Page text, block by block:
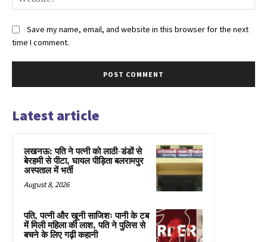
Save my name, email, and website in this browser for the next
time I comment.
Latest article
लखनऊ: पति ने पत्नी को लाठी-डंडों से
बेरहमी से पीटा, घायल पीड़िता बलरामपुर
अस्पताल में भर्ती
August 8, 2026
पति, पत्नी और खूनी साजिशः पानी के टब
में मिली महिला की लाश, पति ने पुलिस से
बचने के लिए गढ़ी कहानी